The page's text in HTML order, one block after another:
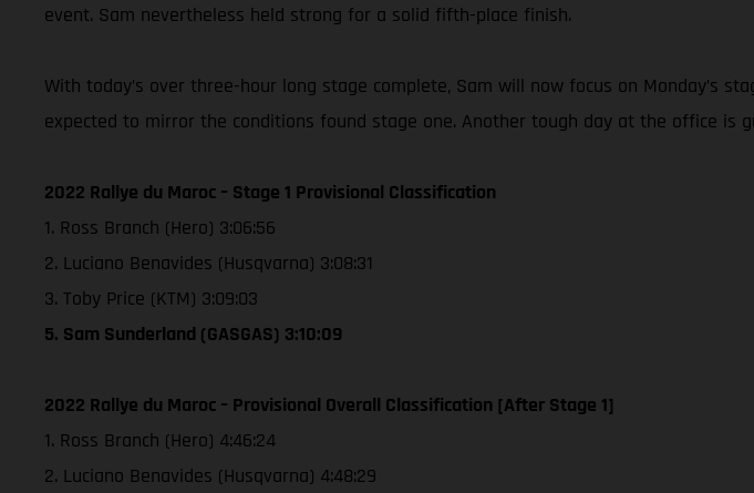
event. Sam nevertheless held strong for a solid fifth-place finish.
With today’s over three-hour long stage complete, Sam will now focus on Monday’s
expected to mirror the conditions found stage one. Another tough day at the office is
2022 Rallye du Maroc – Stage 1 Provisional Classification
1. Ross Branch (Hero) 3:06:56
2. Luciano Benavides (Husqvarna) 3:08:31
3. Toby Price (KTM) 3:09:03
5. Sam Sunderland (GASGAS) 3:10:09
2022 Rallye du Maroc – Provisional Overall Classification [After Stage 1]
1. Ross Branch (Hero) 4:46:24
2. Luciano Benavides (Husqvarna) 4:48:29